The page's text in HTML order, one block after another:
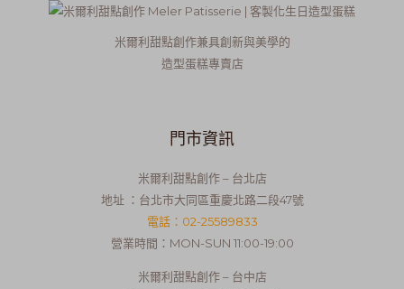
米爾利甜點創作兼具創新與美學的
造型蛋糕專賣店
門市資訊
米爾利甜點創作 – 台北店
地址 ：台北市大同區重慶北路二段47號
電話：02-25589833
營業時間：MON-SUN 11:00-19:00
米爾利甜點創作 – 台中店